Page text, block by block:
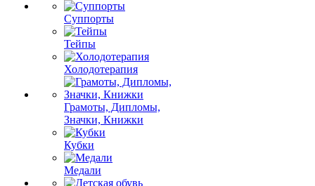
Суппорты
Тейпы
Холодотерапия
Грамоты, Дипломы,
Значки, Книжки
Кубки
Медали